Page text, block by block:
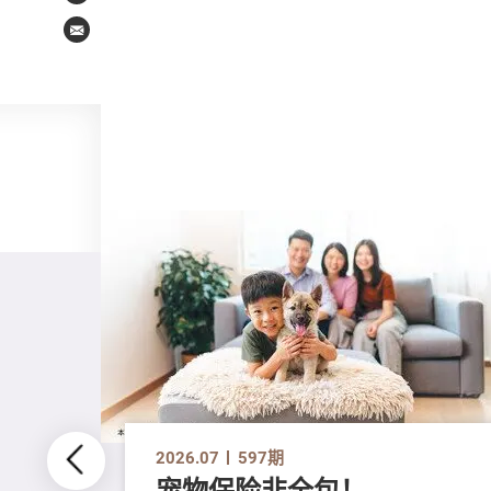
Email
2026.07 597期